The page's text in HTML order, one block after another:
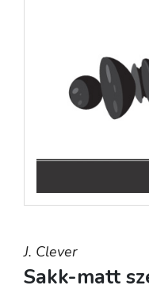
J. Clever
Sakk-matt